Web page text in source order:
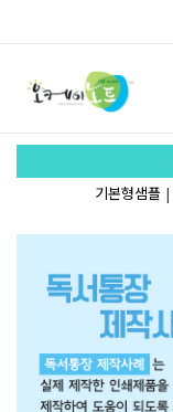
기본형샘플 |